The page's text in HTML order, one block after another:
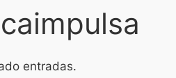
entradas.